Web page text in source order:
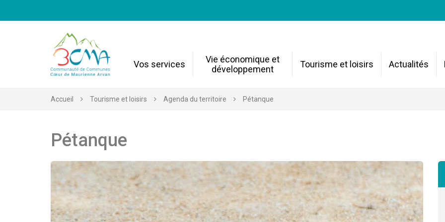
Vos services
Vie économique et
développement
Tourisme et loisirs Actualités
Accueil Tourisme et loisirs Agenda du territoire Pétanque
Pétanque